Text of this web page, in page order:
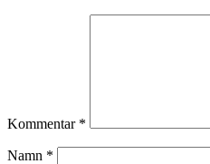
Kommentar *
Namn *